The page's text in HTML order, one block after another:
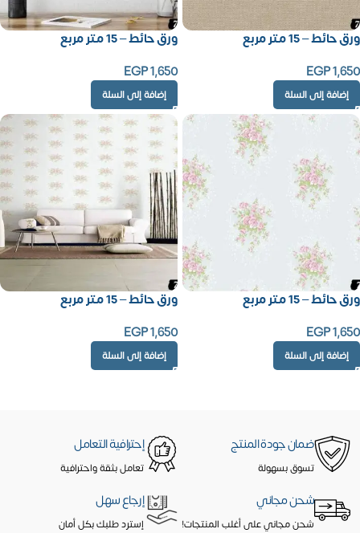
ورق حائط – 15 متر مربع
EGP1,650
إضافة إلى السلة
ورق حائط – 15 متر مربع
EGP1,650
إضافة إلى السلة
ورق حائط – 15 متر مربع
EGP1,650
إضافة إلى السلة
ورق حائط – 15 متر مربع
EGP1,650
إضافة إلى السلة
ضمان جودة المنتج
تسوق بسهولة
إحترافية التعامل
تعامل بثقة واحترافية
شحن مجاني
شحن مجاني على أغلب المنتجات!
إرجاع سهل
إسترد طلبك بكل أمان